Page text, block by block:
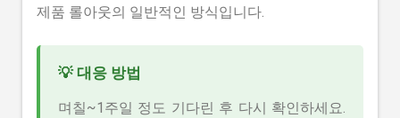
제품 롤아웃의 일반적인 방식입니다.
💡 대응 방법
며칠~1주일 정도 기다린 후 다시 확인하세요.